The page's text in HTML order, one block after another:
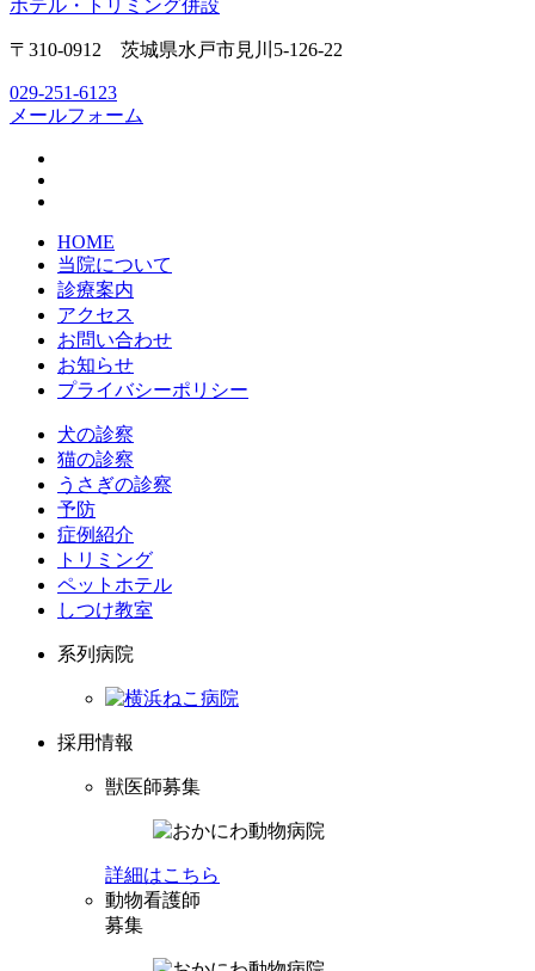
〒310-0912 茨城県水戸市見川5-126-22
029-251-6123
メールフォーム
HOME
当院について
診療案内
アクセス
お問い合わせ
お知らせ
プライバシーポリシー
犬の診察
猫の診察
うさぎの診察
予防
症例紹介
トリミング
ペットホテル
しつけ教室
系列病院
採用情報
獣医師募集
詳細はこちら
動物看護師
募集